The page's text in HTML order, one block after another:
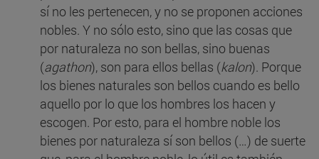
sí no les pertenecen, y no se proponen acciones
nobles. Y no sólo esto, sino que las cosas que
por naturaleza no son bellas, sino buenas
(agathon), son para ellos bellas (kalon). Porque
los bienes naturales son bellos cuando es bello
aquello por lo que los hombres los hacen y
escogen. Por esto, para el hombre noble los
bienes por naturaleza sí son bellos (…) de suerte